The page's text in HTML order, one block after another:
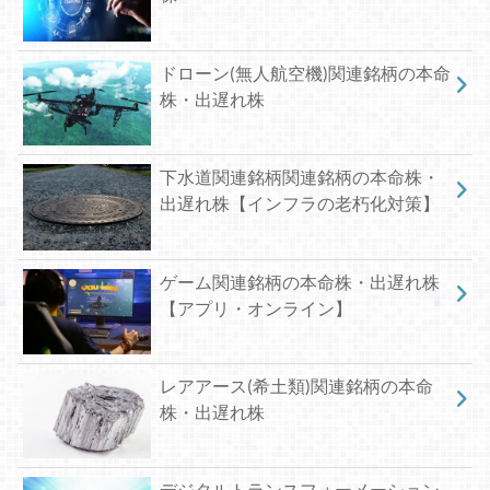
ドローン(無人航空機)関連銘柄の本命
株・出遅れ株
下水道関連銘柄関連銘柄の本命株・
出遅れ株【インフラの老朽化対策】
ゲーム関連銘柄の本命株・出遅れ株
【アプリ・オンライン】
レアアース(希土類)関連銘柄の本命
株・出遅れ株